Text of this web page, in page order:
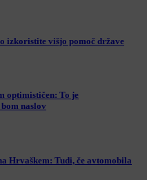
izkoristite višjo pomoč države
optimističen: To je
naslov
Hrvaškem: Tudi, če avtomobila